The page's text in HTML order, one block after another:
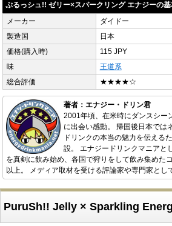
ぷるっシュ!! ゼリー×スパークリング エナジーの基
メーカー
ダイドー
製造国
日本
価格(購入時)
115 JPY
味
王道系
総合評価
★★★★☆
著者：エナジー・ドリン君
2001年頃、在米時にダンスシー
に出会い感動。 帰国後日本では
ドリンクの本当の魅力を伝える
設。 エナジードリンクマニアと
を真剣に飲み始め、各国で狩りをして飲み集めた
以上。 メディア取材を受ける評論家や専門家とし
PuruSh!! Jelly × Sparkling